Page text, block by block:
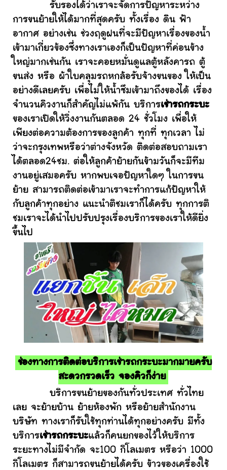
รับรองได้ว่าเราจะจัดการปัญหาระหว่าง
การขนย้ายให้ได้มากที่สุดครับ ทั้งเรื่อง ดิน ฟ้า
อากาศ อย่างเช่น ช่วงฤดูฝนที่จะมีปัญหาเรื่องของน้ำ
เข้ามาเกี่ยวข้องซึ่งทางเราเองก็เป็นปัญหาที่ค่อนข้าง
ใหญ่มากเช่นกัน เราจะคอยหมั่นดูแลตู้หลังคารถ ตู้
ขนส่ง หรือ ผ้าใบคลุมรถหกล้อรับจ้างขนของ ให้เป็น
อย่างดีเลยครับ เพื่อไม่ให้น้ำซึมเข้ามาถึงของได้ เรื่อง
จำนวนคิวงานก็สำคัญไม่แพ้กัน บริการเช่ารถกระบะ
ของเราเปิดให้วิ่งงานกันตลอด 24 ชั่วโมง เพื่อให้
เพียงต่อความต้องการของลูกค้า ทุกที่ ทุกเวลา ไม่
ว่าจะกรุงเทพหรือว่าต่างจังหวัด ติดต่อสอบถามเรา
ได้ตลอด24ชม. ต่อให้ลูกค้าย้ายกันข้ามวันก็จะมีทีม
งานอยู่เสมอครับ หากพบเจอปัญหาใดๆ ในการขน
ย้าย สามารถติดต่อเข้ามาเราจะทำการแก้ปัญหาให้
กับลูกค้าทุกอย่าง แนะนำติชมเราก็ได้ครับ ทุกการติ
ชมเราจะได้นำไปปรับปรุงเรื่องบริการของเราให้ดียิ่ง
ขึ้นไป
ช่องทางการติดต่อบริการเช่ารถกระบะมากมายครับ
สะดวกรวดเร็ว จองคิวก็ง่าย
บริการขนย้ายของกันทั่วประเทศ ทั่วไทย
เลย จะย้ายบ้าน ย้ายห้องพัก หรือย้ายสำนักงาน
บริษัท ทางเราก็รับใช้ทุกท่านได้ทุกอย่างครับ มีทั้ง
บริการเช่ารถกระบะแล้วก็คนยกของไว้ให้บริการ
ระยะทางไม่มีจำกัด จะ100 กิโลเมตร หรือว่า 1000
กิโลเมตร ก็สามารถขนย้ายได้ครับ ข้าวของเครื่องใช้